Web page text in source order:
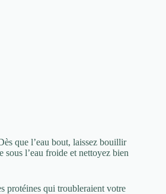
que l’eau bout, laissez bouillir
sous l’eau froide et nettoyez bien
protéines qui troubleraient votre